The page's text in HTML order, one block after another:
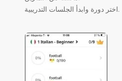
اختر دورة وابدأ الجلسات التدريبية.